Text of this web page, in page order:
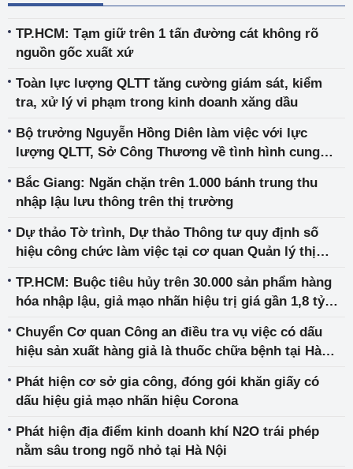
TP.HCM: Tạm giữ trên 1 tấn đường cát không rõ
nguồn gốc xuất xứ
Toàn lực lượng QLTT tăng cường giám sát, kiểm
tra, xử lý vi phạm trong kinh doanh xăng dầu
Bộ trưởng Nguyễn Hồng Diên làm việc với lực
lượng QLTT, Sở Công Thương về tình hình cung
Bắc Giang: Ngăn chặn trên 1.000 bánh trung thu
nhập lậu lưu thông trên thị trường
Dự thảo Tờ trình, Dự thảo Thông tư quy định số
hiệu công chức làm việc tại cơ quan Quản lý thị
TP.HCM: Buộc tiêu hủy trên 30.000 sản phẩm hàng
hóa nhập lậu, giả mạo nhãn hiệu trị giá gần 1,8 tỷ
Chuyển Cơ quan Công an điều tra vụ việc có dấu
hiệu sản xuất hàng giả là thuốc chữa bệnh tại Hà
Phát hiện cơ sở gia công, đóng gói khăn giấy có
dấu hiệu giả mạo nhãn hiệu Corona
Phát hiện địa điểm kinh doanh khí N2O trái phép
nằm sâu trong ngõ nhỏ tại Hà Nội